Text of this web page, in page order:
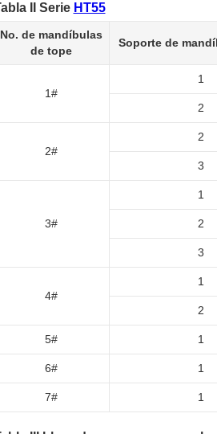
II Serie HT55
No. de mandíbulas
de tope
Soporte de
1#
1
2
2#
2
3
3#
1
2
3
4#
1
2
5# 1
6# 1
7#
1